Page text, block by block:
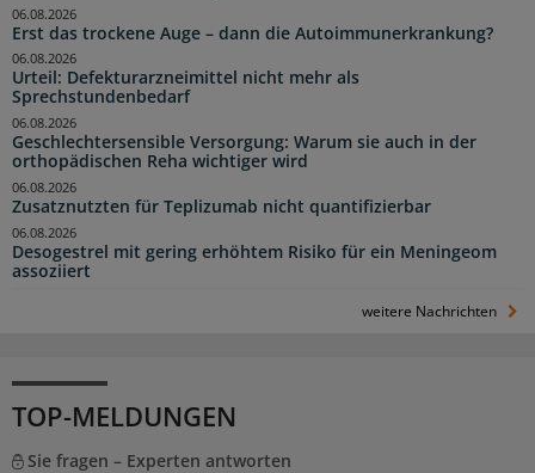
Erst das trockene Auge – dann die Autoimmunerkrankung?
06.08.2026
Urteil: Defekturarzneimittel nicht mehr als
Sprechstundenbedarf
06.08.2026
Geschlechtersensible Versorgung: Warum sie auch in der
orthopädischen Reha wichtiger wird
06.08.2026
Zusatznutzten für Teplizumab nicht quantifizierbar
06.08.2026
Desogestrel mit gering erhöhtem Risiko für ein Meningeom
assoziiert
06.08.2026
weitere Nachrichten
TOP-MELDUNGEN
Sie fragen – Experten antworten